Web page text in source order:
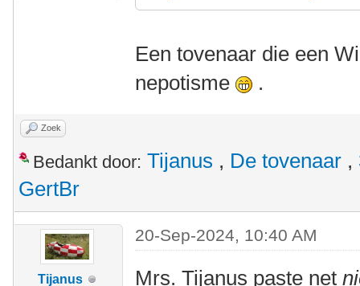
Een tovenaar die een
nepotisme
.
Zoek
Bedankt door: Tijanus , De tovenaar ,
GertBr
Tijanus
20-Sep-2024, 10:40 AM
Mrs. Tijanus paste net